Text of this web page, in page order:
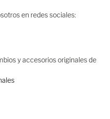
en redes sociales:
y accesorios originales de